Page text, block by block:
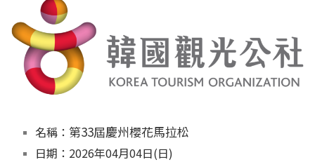
名稱： 第33屆慶州櫻花馬拉松
日期：2026年04月04日(日)